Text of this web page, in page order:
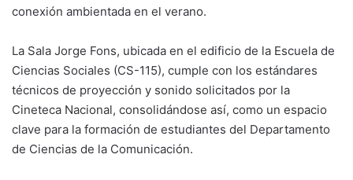
conexión ambientada en el verano.
La Sala Jorge Fons, ubicada en el edificio de la Escuela de
Ciencias Sociales (CS-115), cumple con los estándares
técnicos de proyección y sonido solicitados por la
Cineteca Nacional, consolidándose así, como un espacio
clave para la formación de estudiantes del Departamento
de Ciencias de la Comunicación.